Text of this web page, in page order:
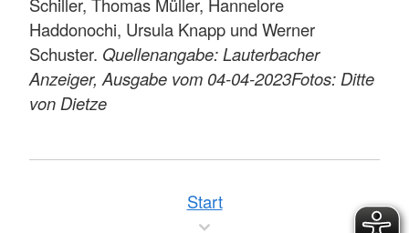
Haddonochi, Ursula Knapp und Werner
Schuster. Quellenangabe: Lauterbacher
Anzeiger, Ausgabe vom 04-04-2023Fotos: Ditte
von Dietze
Start